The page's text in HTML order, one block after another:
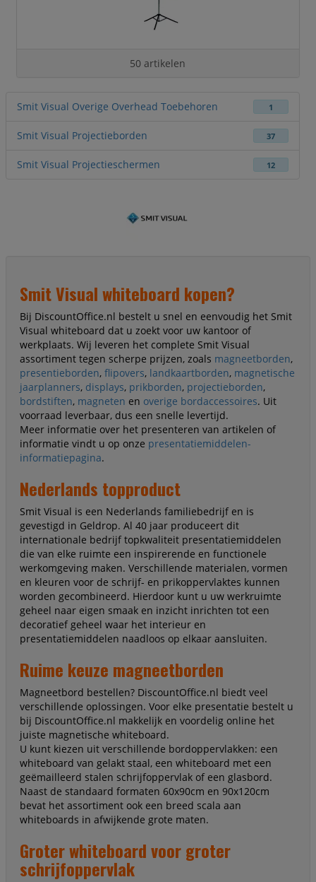
50 artikelen
Smit Visual Overige Overhead Toebehoren 1
Smit Visual Projectieborden 37
Smit Visual Projectieschermen 12
Smit Visual whiteboard kopen?
Bij DiscountOffice.nl bestelt u snel en eenvoudig het Smit
Visual whiteboard dat u zoekt voor uw kantoor of
werkplaats. Wij leveren het complete Smit Visual
assortiment tegen scherpe prijzen, zoals magneetborden,
presentieborden, flipovers, landkaartborden, magnetische
jaarplanners, displays, prikborden, projectieborden,
bordstiften, magneten en overige bordaccessoires. Uit
voorraad leverbaar, dus een snelle levertijd.
Meer informatie over het presenteren van artikelen of
informatie vindt u op onze presentatiemiddelen-
informatiepagina.
Nederlands topproduct
Smit Visual is een Nederlands familiebedrijf en is
gevestigd in Geldrop. Al 40 jaar produceert dit
internationale bedrijf topkwaliteit presentatiemiddelen
die van elke ruimte een inspirerende en functionele
werkomgeving maken. Verschillende materialen, vormen
en kleuren voor de schrijf- en prikoppervlaktes kunnen
worden gecombineerd. Hierdoor kunt u uw werkruimte
geheel naar eigen smaak en inzicht inrichten tot een
decoratief geheel waar het interieur en
presentatiemiddelen naadloos op elkaar aansluiten.
Ruime keuze magneetborden
Magneetbord bestellen? DiscountOffice.nl biedt veel
verschillende oplossingen. Voor elke presentatie bestelt u
bij DiscountOffice.nl makkelijk en voordelig online het
juiste magnetische whiteboard.
U kunt kiezen uit verschillende bordoppervlakken: een
whiteboard van gelakt staal, een whiteboard met een
geëmailleerd stalen schrijfoppervlak of een glasbord.
Naast de standaard formaten 60x90cm en 90x120cm
bevat het assortiment ook een breed scala aan
whiteboards in afwijkende grote maten.
Groter whiteboard voor groter
schrijfoppervlak